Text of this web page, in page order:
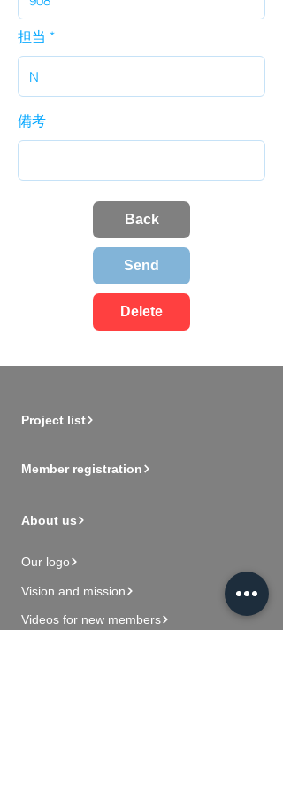
担当
備考
Back
Send
Delete
Project list
Member registration
About us
Our logo
Vision and mission
Videos for new members